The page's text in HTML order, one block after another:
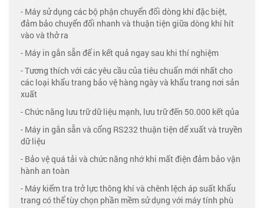
- Máy sử dụng các bộ phận chuyển đổi dòng khí đặc biệt,
đảm bảo chuyển đổi nhanh và thuận tiện giữa dòng khí hít
vào và thở ra
- Máy in gắn sẵn để in kết quả ngay sau khi thí nghiệm
- Tương thích với các yêu cầu của tiêu chuẩn mới nhất cho
các loại khẩu trang bảo vệ hàng ngày và khẩu trang nơi sản
xuất
- Chức năng lưu trữ dữ liệu mạnh, lưu trữ đến 50.000 kết qủa
- Máy in gắn sẵn và cổng RS232 thuận tiện dể xuất và truyền
dữ liệu
- Bảo vệ quá tải và chức năng nhớ khi mất điện đảm bảo vận
hành an toàn
- Máy kiểm tra trở lực thông khí và chênh lệch áp suất khẩu
trang có thể tùy chọn phần mềm sử dụng với máy tính phù